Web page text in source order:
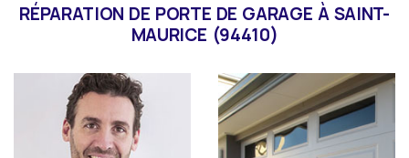
RÉPARATION DE PORTE DE GARAGE À SAINT-
MAURICE (94410)